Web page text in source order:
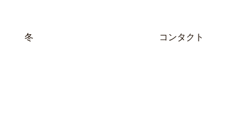
冬 コンタクト